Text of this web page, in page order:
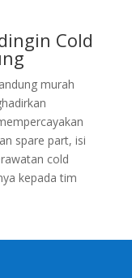
Cold
murah
spare part, isi
cold
kepada tim